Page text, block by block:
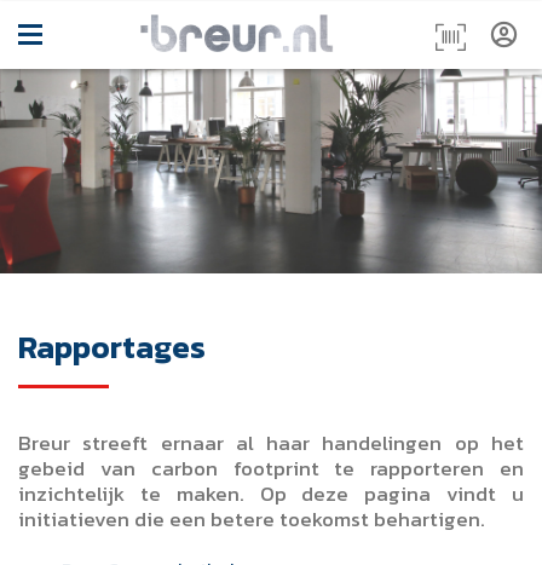
Rapportages
Breur streeft ernaar al haar handelingen op het
gebeid van carbon footprint te rapporteren en
inzichtelijk te maken. Op deze pagina vindt u
initiatieven die een betere toekomst behartigen.